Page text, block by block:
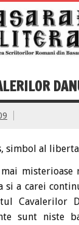
simbol al
si a carei
Cavalerilor
sunt niste